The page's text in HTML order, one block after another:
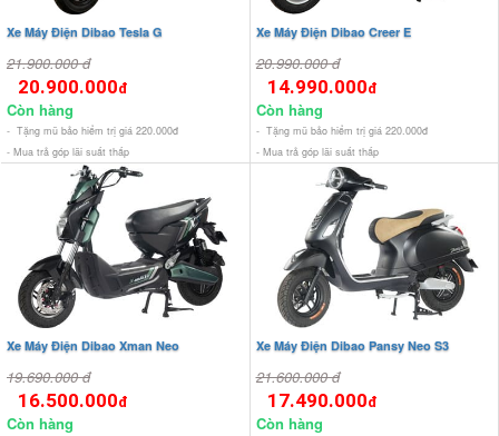
Xe Máy Điện Dibao Tesla G
21.900.000 đ
20.900.000đ
Còn hàng
- Tặng mũ bảo hiểm trị giá 220.000đ
- Mua trả góp lãi suất thấp
Xe Máy Điện Dibao Creer E
20.990.000 đ
14.990.000đ
Còn hàng
- Tặng mũ bảo hiểm trị giá 220.000đ
- Mua trả góp lãi suất thấp
Xe Máy Điện Dibao Xman Neo
19.690.000 đ
16.500.000đ
Còn hàng
Xe Máy Điện Dibao Pansy Neo S3
21.600.000 đ
17.490.000đ
Còn hàng